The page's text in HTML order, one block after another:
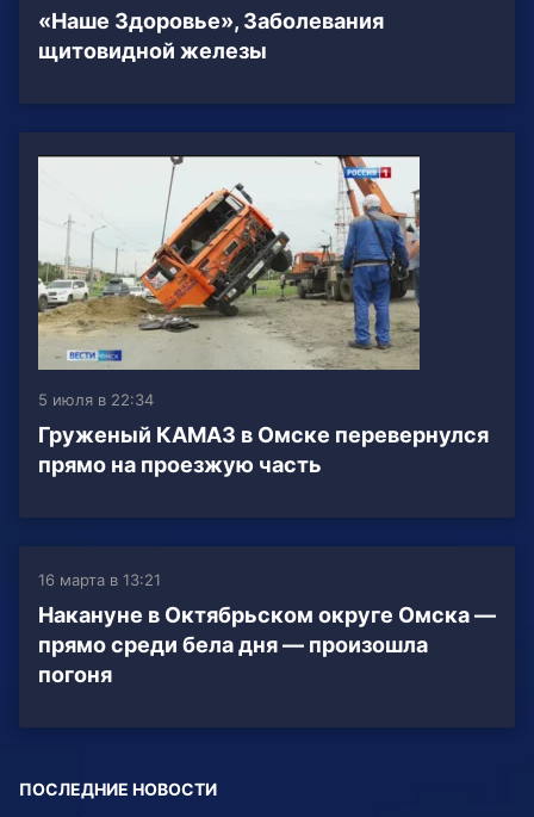
«Наше Здоровье», Заболевания
щитовидной железы
5 июля в 22:34
Груженый КАМАЗ в Омске перевернулся
прямо на проезжую часть
16 марта в 13:21
Накануне в Октябрьском округе Омска —
прямо среди бела дня — произошла
погоня
ПОСЛЕДНИЕ НОВОСТИ